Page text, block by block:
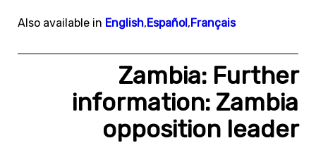
Also available in English,Español,Français
Zambia: Further
information: Zambia
opposition leader